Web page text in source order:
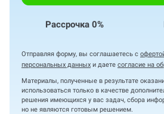
Рассрочка 0%
Отправляя форму, вы соглашаетесь с
персональных данных и даете согласие на
Материалы, полученные в результате
использоваться только в качестве
решения имеющихся у вас задач, сбора
но не являются готовым решением.